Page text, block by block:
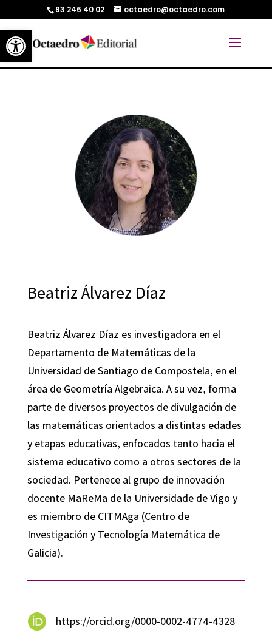
Abrir barra de herramientas
93 246 40 02 octaedro@octaedro.com
Beatriz Álvarez Díaz
Beatriz Álvarez Díaz es investigadora en el
Departamento de Matemáticas de la
Universidad de Santiago de Compostela, en el
área de Geometría Algebraica. A su vez, forma
parte de diversos proyectos de divulgación de
las matemáticas orientados a distintas edades
y etapas educativas, enfocados tanto hacia el
sistema educativo como a otros sectores de la
sociedad. Pertenece al grupo de innovación
docente MaReMa de la Universidade de Vigo y
es miembro de CITMAga (Centro de
Investigación y Tecnología Matemática de
Galicia).
https://orcid.org/0000-0002-4774-4328